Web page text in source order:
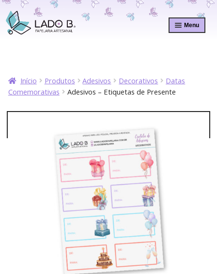
Pular
para
navegação
Pular
para
o
Menu
Início Produtos Adesivos Decorativos
Datas
Comemorativas
Adesivos – Etiquetas de Presente